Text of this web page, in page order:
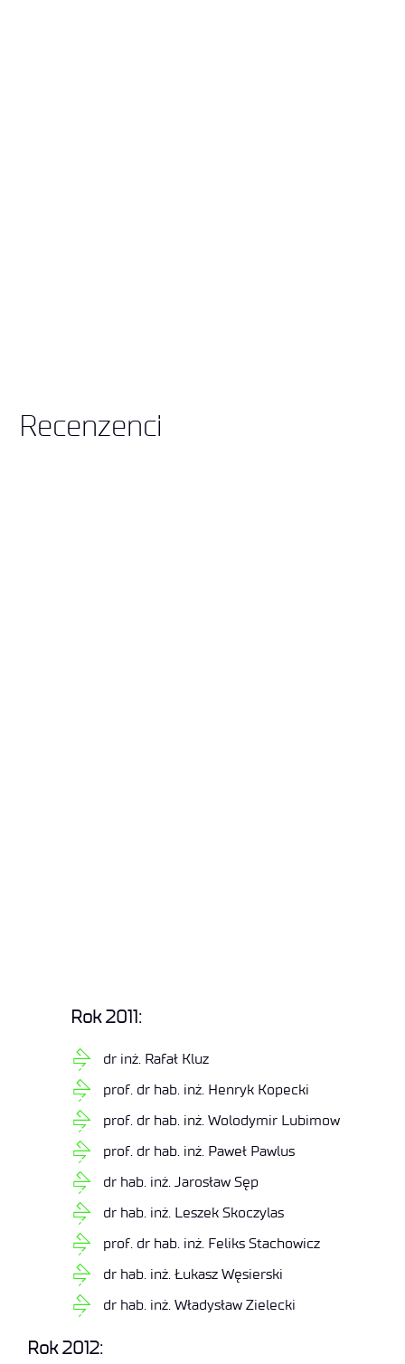
Recenzenci
Rok 2011:
dr inż. Rafał Kluz
prof. dr hab. inż. Henryk Kopecki
prof. dr hab. inż. Wolodymir Lubimow
prof. dr hab. inż. Paweł Pawlus
dr hab. inż. Jarosław Sęp
dr hab. inż. Leszek Skoczylas
prof. dr hab. inż. Feliks Stachowicz
dr hab. inż. Łukasz Węsierski
dr hab. inż. Władysław Zielecki
Rok 2012: